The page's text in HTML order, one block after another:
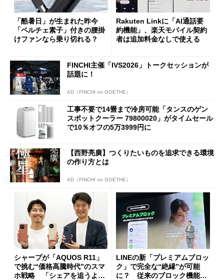
「酷暑日」が生まれた昨今
「ペルチェ素子」付きの腰掛
けファンなら乗り切れる？
Rakuten Linkに「AI通話要
約機能」、楽天モバイル契約
者は追加料金なしで使える
FINCHI主催「IVS2026」トークセッションが
話題に！
AD（FINCHI on GOETHE）
工事不要で14畳まで冷房可能「タンスのゲン
スポットクーラー 79800020」がタイムセール
で10％オフの5万3999円に
【西野亮廣】つくりたいものを追求できる環境
の作り方とは
AD（FINCHI on GOETHE）
シャープが「AQUOS R11」
で挑む“価格高騰時代”のスマ
ホ戦略 「シェアを追うより
LINEの新「プレミアムブロッ
ク」で完全な“絶縁”が可能
に？ 従来のブロック機能と